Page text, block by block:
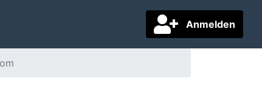
Anmelden